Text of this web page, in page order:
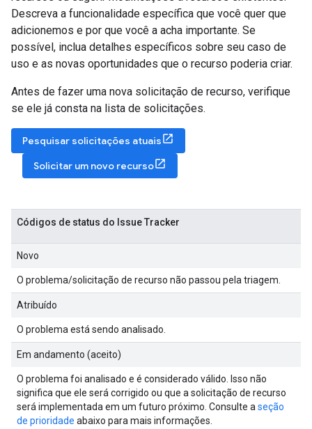
Descreva a funcionalidade específica que você quer que
adicionemos e por que você a acha importante. Se
possível, inclua detalhes específicos sobre seu caso de
uso e as novas oportunidades que o recurso poderia criar.
Antes de fazer uma nova solicitação de recurso, verifique
se ele já consta na lista de solicitações.
Pesquisar solicitações atuais
Solicitar um novo recurso
Códigos de status do Issue Tracker
Novo
O problema/solicitação de recurso não passou pela triagem.
Atribuído
O problema está sendo analisado.
Em andamento (aceito)
O problema foi analisado e é considerado válido. Isso não
significa que ele será corrigido ou que a solicitação de recurso
será implementada em um futuro próximo. Consulte a seção
de prioridade abaixo para mais informações.